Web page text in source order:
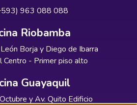
963 088 088
Riobamba
Borja y Diego de Ibarra
Centro - Primer piso alto
Guayaquil
y Av. Quito Edificio